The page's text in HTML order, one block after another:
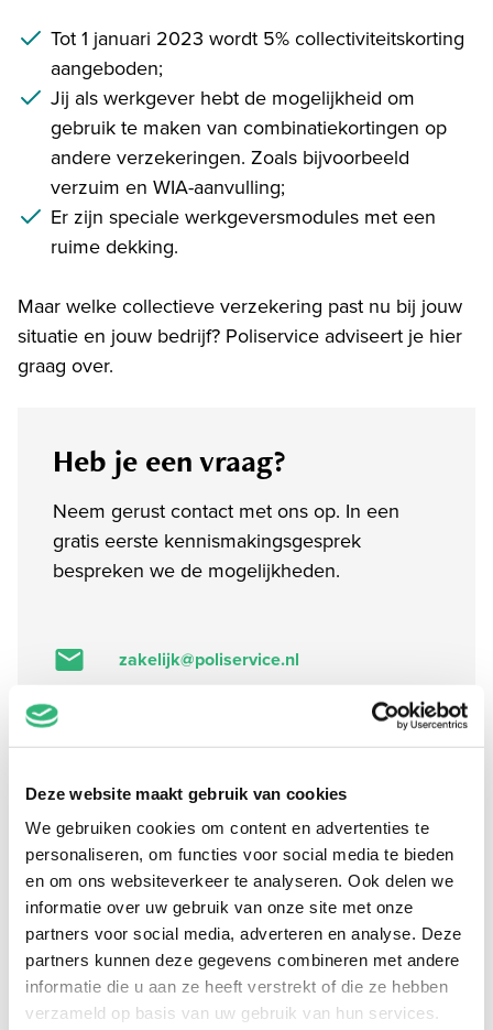
Deze website maakt gebruik van cookies
We gebruiken cookies om content en advertenties te
personaliseren, om functies voor social media te bieden
en om ons websiteverkeer te analyseren. Ook delen we
informatie over uw gebruik van onze site met onze
partners voor social media, adverteren en analyse. Deze
partners kunnen deze gegevens combineren met andere
informatie die u aan ze heeft verstrekt of die ze hebben
verzameld op basis van uw gebruik van hun services.
Tot 1 januari 2023 wordt 5% collectiviteitskorting
aangeboden;
Jij als werkgever hebt de mogelijkheid om
gebruik te maken van combinatiekortingen op
andere verzekeringen. Zoals bijvoorbeeld
verzuim en WIA-aanvulling;
Er zijn speciale werkgeversmodules met een
ruime dekking.
Maar welke collectieve verzekering past nu bij jouw
situatie en jouw bedrijf? Poliservice adviseert je hier
graag over.
Heb je een vraag?
Neem gerust contact met ons op. In een
gratis eerste kennismakingsgesprek
bespreken we de mogelijkheden.
zakelijk@poliservice.nl
Elke werkdag van 8.00 tot 17.00 uur
Naam*
E-mail
Telefoonnummer *